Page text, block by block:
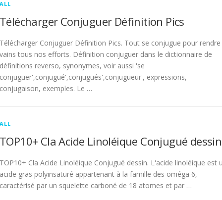
ALL
Télécharger Conjuguer Définition Pics
Télécharger Conjuguer Définition Pics. Tout se conjugue pour rendre
vains tous nos efforts. Définition conjuguer dans le dictionnaire de
définitions reverso, synonymes, voir aussi 'se
conjuguer',conjugué',conjugués',conjugueur', expressions,
conjugaison, exemples. Le …
ALL
TOP10+ Cla Acide Linoléique Conjugué dessin
TOP10+ Cla Acide Linoléique Conjugué dessin. L'acide linoléique est
acide gras polyinsaturé appartenant à la famille des oméga 6,
caractérisé par un squelette carboné de 18 atomes et par …